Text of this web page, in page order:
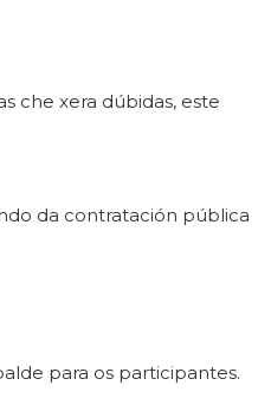
che xera dúbidas, este
da contratación pública
para os participantes.